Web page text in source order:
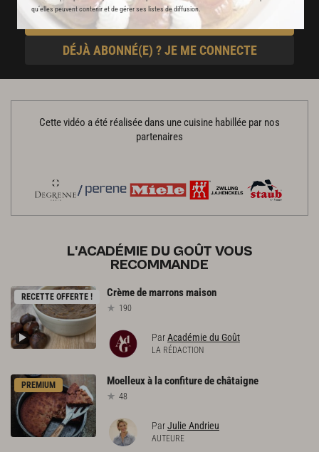
qu’elles peuvent contenir et de gérer ses listes de diffusion.
JE M'ABONNE
DÉJÀ ABONNÉ(E) ? JE ME CONNECTE
Cette vidéo a été réalisée dans une cuisine habillée par nos
partenaires
L'ACADÉMIE DU GOÛT VOUS
RECOMMANDE
RECETTE OFFERTE ! Crèmedemarronsmaison
190
ParAcadémie du Goût
LA RÉDACTION
PREMIUM Moelleuxà laconfituredechâtaigne
48
ParJulie Andrieu
AUTEURE